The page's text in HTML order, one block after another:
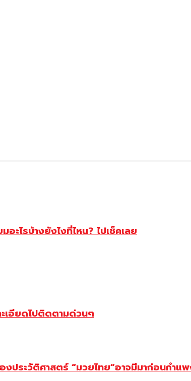
ะไรบ้างยังไงที่ไหน? ไปเช็คเลย
เอียดไปติดตามด่วนๆ
ประวัติศาสตร์ “มวยไทย”อาจมีมาก่อนกำแ